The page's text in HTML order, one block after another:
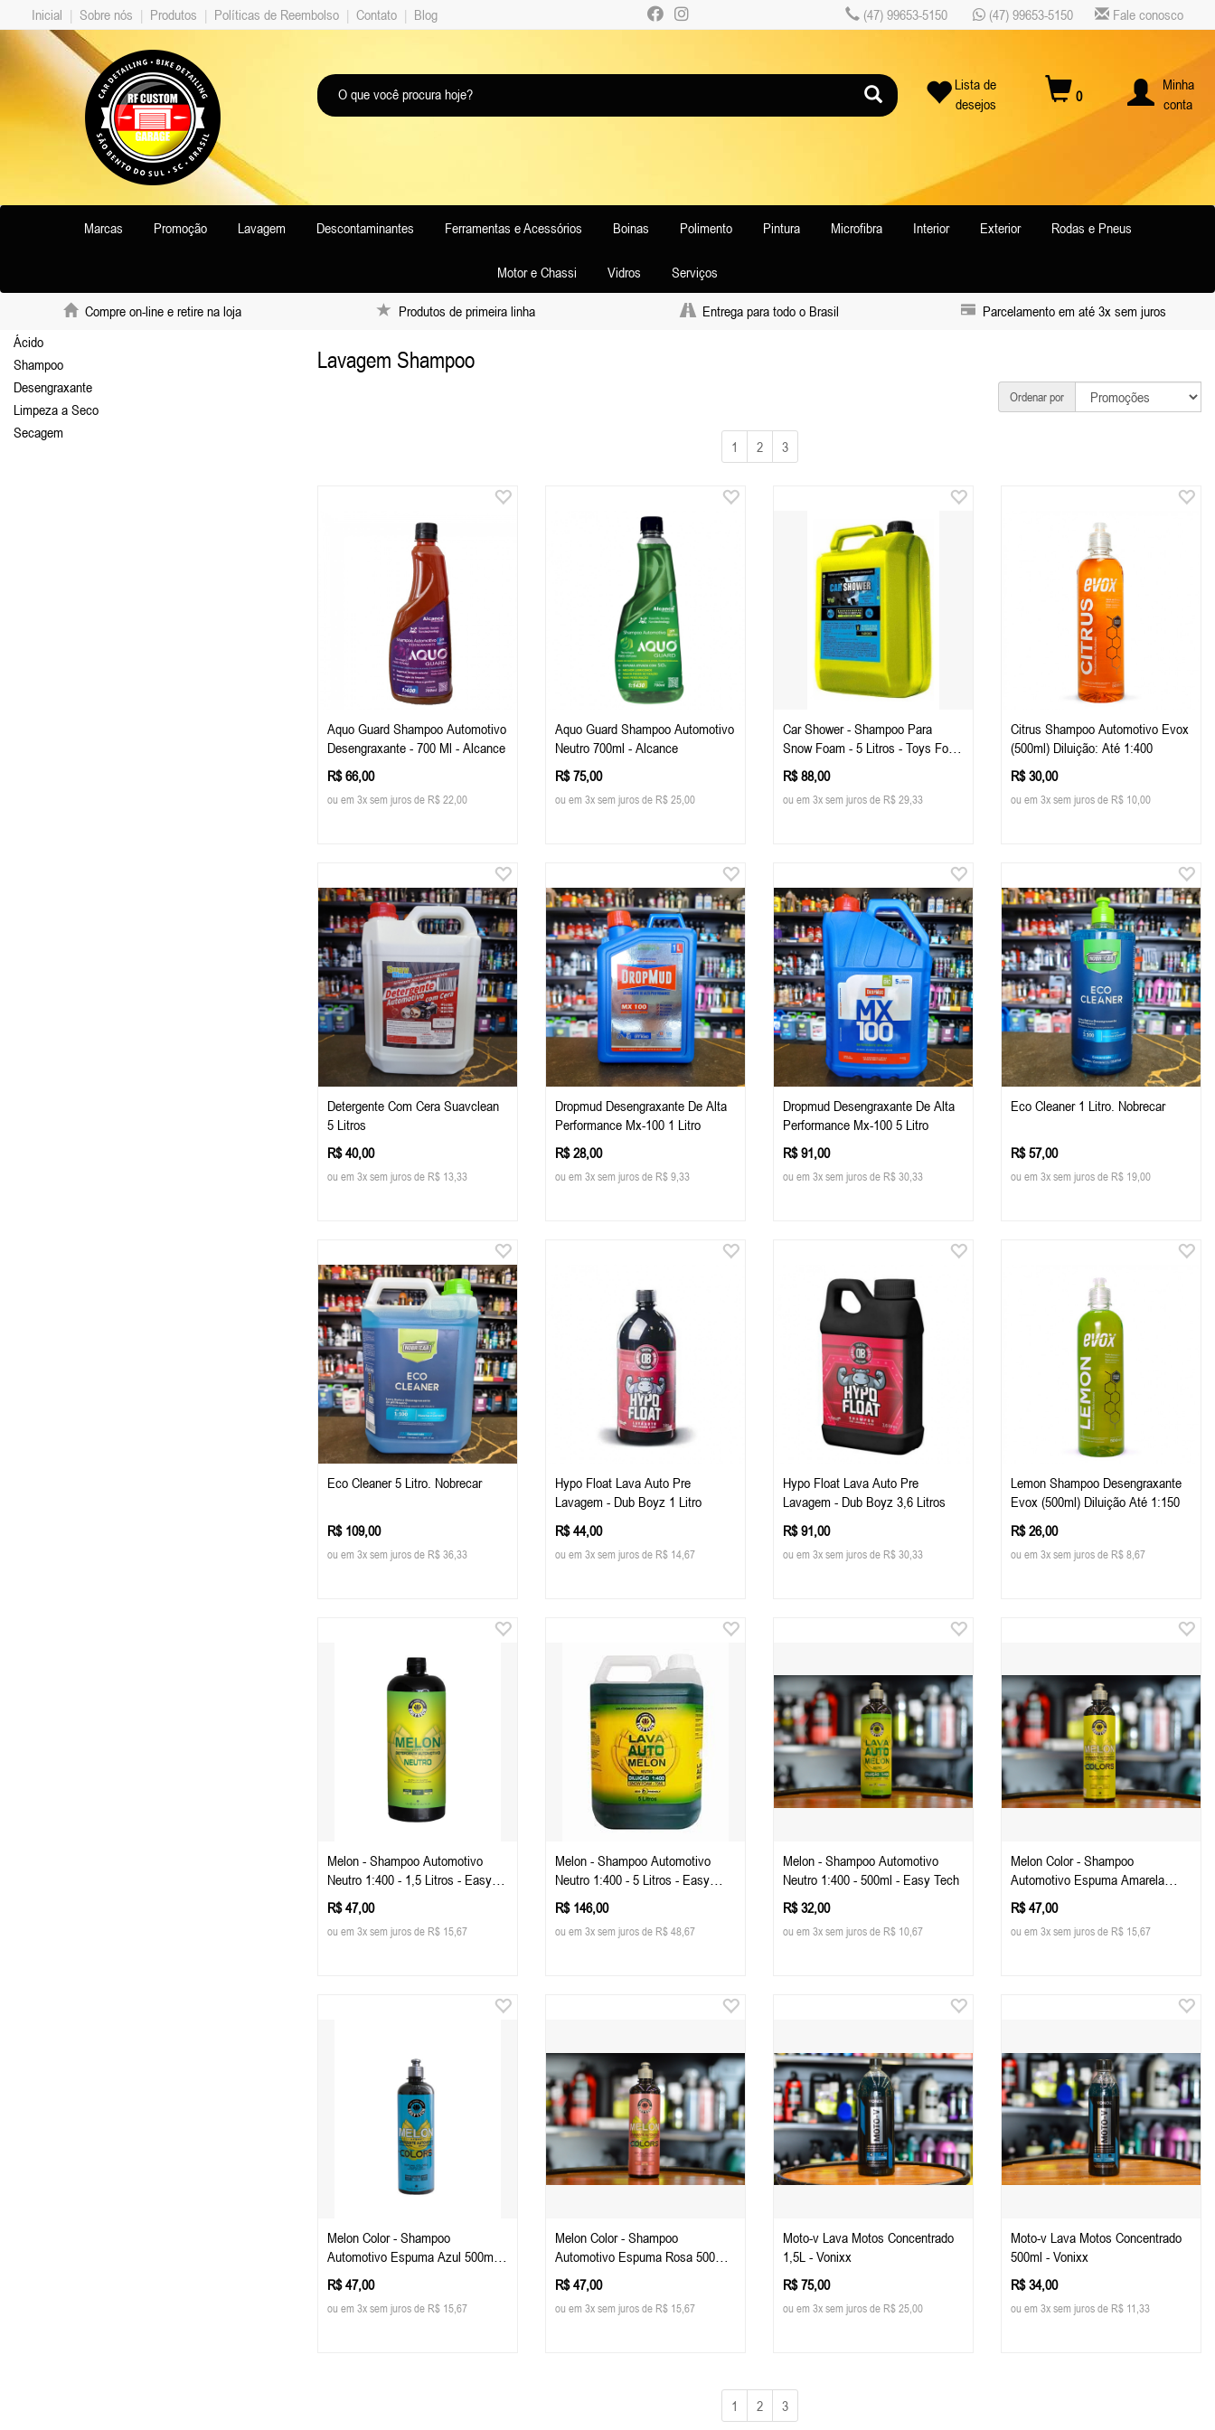
Inicial | Sobre nós | Produtos | Políticas de Reembolso | Contato | Blog (47) 99653-5150 (47) 99653-5150 Fale conosco
Lista de
desejos
0
Minha
conta
Marcas Promoção Lavagem Descontaminantes Ferramentas e Acessórios Boinas Polimento Pintura Microfibra Interior Exterior Rodas e Pneus
Motor e Chassi Vidros Serviços
Compre on-line e retire na loja Produtos de primeira linha Entrega para todo o Brasil
Parcelamento em até 3x sem juros
Ácido
Shampoo
Desengraxante
Limpeza a Seco
Secagem
Lavagem Shampoo
Ordenar por
1 2 3
Aquo Guard Shampoo Automotivo
Desengraxante - 700 Ml - Alcance
R$ 66,00
ou em 3x sem juros de R$ 22,00
Aquo Guard Shampoo Automotivo
Neutro 700ml - Alcance
R$ 75,00
ou em 3x sem juros de R$ 25,00
Car Shower - Shampoo Para
Snow Foam - 5 Litros - Toys For
Boys
R$ 88,00
ou em 3x sem juros de R$ 29,33
Citrus Shampoo Automotivo Evox
(500ml) Diluição: Até 1:400
R$ 30,00
ou em 3x sem juros de R$ 10,00
Detergente Com Cera Suavclean
5 Litros
R$ 40,00
ou em 3x sem juros de R$ 13,33
Dropmud Desengraxante De Alta
Performance Mx-100 1 Litro
R$ 28,00
ou em 3x sem juros de R$ 9,33
Dropmud Desengraxante De Alta
Performance Mx-100 5 Litro
R$ 91,00
ou em 3x sem juros de R$ 30,33
Eco Cleaner 1 Litro. Nobrecar
R$ 57,00
ou em 3x sem juros de R$ 19,00
Eco Cleaner 5 Litro. Nobrecar
R$ 109,00
ou em 3x sem juros de R$ 36,33
Hypo Float Lava Auto Pre
Lavagem - Dub Boyz 1 Litro
R$ 44,00
ou em 3x sem juros de R$ 14,67
Hypo Float Lava Auto Pre
Lavagem - Dub Boyz 3,6 Litros
R$ 91,00
ou em 3x sem juros de R$ 30,33
Lemon Shampoo Desengraxante
Evox (500ml) Diluição Até 1:150
R$ 26,00
ou em 3x sem juros de R$ 8,67
Melon - Shampoo Automotivo
Neutro 1:400 - 1,5 Litros - Easy
Tech
R$ 47,00
ou em 3x sem juros de R$ 15,67
Melon - Shampoo Automotivo
Neutro 1:400 - 5 Litros - Easy
Tech
R$ 146,00
ou em 3x sem juros de R$ 48,67
Melon - Shampoo Automotivo
Neutro 1:400 - 500ml - Easy Tech
R$ 32,00
ou em 3x sem juros de R$ 10,67
Melon Color - Shampoo
Automotivo Espuma Amarela
500ml - Easy Tech
R$ 47,00
ou em 3x sem juros de R$ 15,67
Melon Color - Shampoo
Automotivo Espuma Azul 500ml -
Easy Tech
R$ 47,00
ou em 3x sem juros de R$ 15,67
Melon Color - Shampoo
Automotivo Espuma Rosa 500ml -
Easy Tech
R$ 47,00
ou em 3x sem juros de R$ 15,67
Moto-v Lava Motos Concentrado
1,5L - Vonixx
R$ 75,00
ou em 3x sem juros de R$ 25,00
Moto-v Lava Motos Concentrado
500ml - Vonixx
R$ 34,00
ou em 3x sem juros de R$ 11,33
1 2 3